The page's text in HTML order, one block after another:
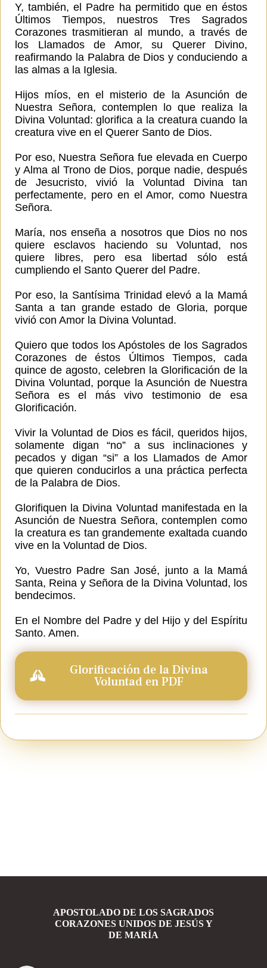
Y, también, el Padre ha permitido que en éstos
Últimos Tiempos, nuestros Tres Sagrados
Corazones trasmitieran al mundo, a través de
los Llamados de Amor, su Querer Divino,
reafirmando la Palabra de Dios y conduciendo a
las almas a la Iglesia.
Hijos míos, en el misterio de la Asunción de
Nuestra Señora, contemplen lo que realiza la
Divina Voluntad: glorifica a la creatura cuando la
creatura vive en el Querer Santo de Dios.
Por eso, Nuestra Señora fue elevada en Cuerpo
y Alma al Trono de Dios, porque nadie, después
de Jesucristo, vivió la Voluntad Divina tan
perfectamente, pero en el Amor, como Nuestra
Señora.
María, nos enseña a nosotros que Dios no nos
quiere esclavos haciendo su Voluntad, nos
quiere libres, pero esa libertad sólo está
cumpliendo el Santo Querer del Padre.
Por eso, la Santísima Trinidad elevó a la Mamá
Santa a tan grande estado de Gloria, porque
vivió con Amor la Divina Voluntad.
Quiero que todos los Apóstoles de los Sagrados
Corazones de éstos Últimos Tiempos, cada
quince de agosto, celebren la Glorificación de la
Divina Voluntad, porque la Asunción de Nuestra
Señora es el más vivo testimonio de esa
Glorificación.
Vivir la Voluntad de Dios es fácil, queridos hijos,
solamente digan “no” a sus inclinaciones y
pecados y digan “si” a los Llamados de Amor
que quieren conducirlos a una práctica perfecta
de la Palabra de Dios.
Glorifiquen la Divina Voluntad manifestada en la
Asunción de Nuestra Señora, contemplen como
la creatura es tan grandemente exaltada cuando
vive en la Voluntad de Dios.
Yo, Vuestro Padre San José, junto a la Mamá
Santa, Reina y Señora de la Divina Voluntad, los
bendecimos.
En el Nombre del Padre y del Hijo y del Espíritu
Santo. Amen.
Glorificación de la Divina
Voluntad en PDF
APOSTOLADO DE LOS SAGRADOS
CORAZONES UNIDOS DE JESÚS Y
DE MARÍA